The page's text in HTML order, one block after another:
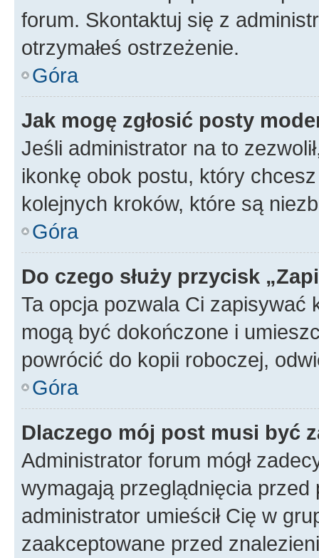
forum. Skontaktuj się z
otrzymałeś ostrzeżenie.
Góra
Jak mogę zgłosić posty
Jeśli administrator na to
ikonkę obok postu, który
kolejnych kroków, które są
Góra
Do czego służy przycisk
Ta opcja pozwala Ci zapisywać
mogą być dokończone i
powrócić do kopii roboczej,
Góra
Dlaczego mój post musi być
Administrator forum mógł
wymagają przeglądnięcia
administrator umieścił Cię w
zaakceptowane przed